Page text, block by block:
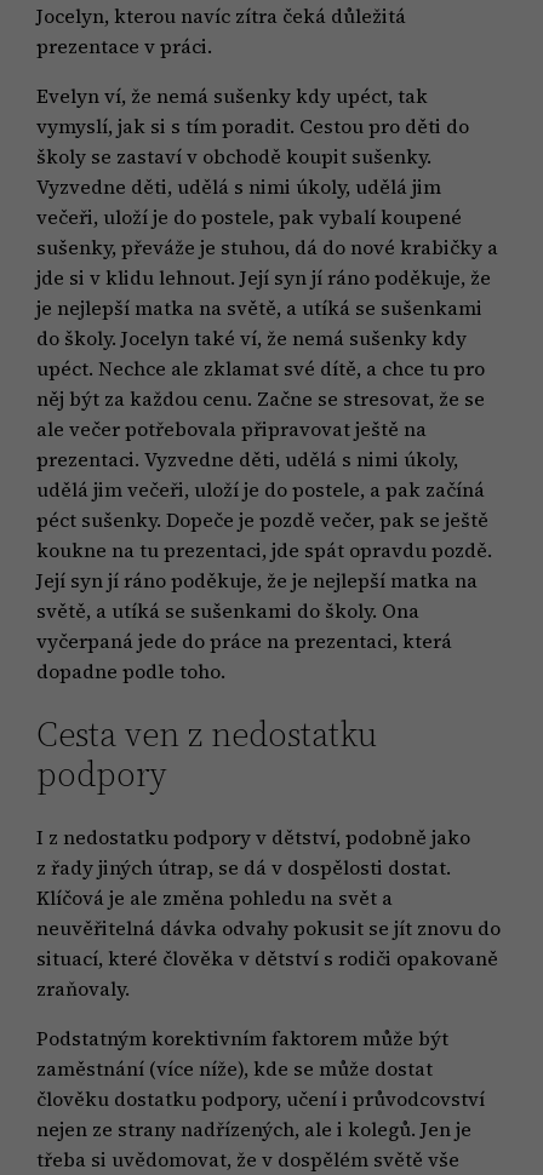
Jocelyn, kterou navíc zítra čeká důležitá
prezentace v práci.
Evelyn ví, že nemá sušenky kdy upéct, tak
vymyslí, jak si s tím poradit. Cestou pro děti do
školy se zastaví v obchodě koupit sušenky.
Vyzvedne děti, udělá s nimi úkoly, udělá jim
večeři, uloží je do postele, pak vybalí koupené
sušenky, převáže je stuhou, dá do nové krabičky a
jde si v klidu lehnout. Její syn jí ráno poděkuje, že
je nejlepší matka na světě, a utíká se sušenkami
do školy. Jocelyn také ví, že nemá sušenky kdy
upéct. Nechce ale zklamat své dítě, a chce tu pro
něj být za každou cenu. Začne se stresovat, že se
ale večer potřebovala připravovat ještě na
prezentaci. Vyzvedne děti, udělá s nimi úkoly,
udělá jim večeři, uloží je do postele, a pak začíná
péct sušenky. Dopeče je pozdě večer, pak se ještě
koukne na tu prezentaci, jde spát opravdu pozdě.
Její syn jí ráno poděkuje, že je nejlepší matka na
světě, a utíká se sušenkami do školy. Ona
vyčerpaná jede do práce na prezentaci, která
dopadne podle toho.
Cesta ven z nedostatku
podpory
I z nedostatku podpory v dětství, podobně jako
z řady jiných útrap, se dá v dospělosti dostat.
Klíčová je ale změna pohledu na svět a
neuvěřitelná dávka odvahy pokusit se jít znovu do
situací, které člověka v dětství s rodiči opakovaně
zraňovaly.
Podstatným korektivním faktorem může být
zaměstnání (více níže), kde se může dostat
člověku dostatku podpory, učení i průvodcovství
nejen ze strany nadřízených, ale i kolegů. Jen je
třeba si uvědomovat, že v dospělém světě vše